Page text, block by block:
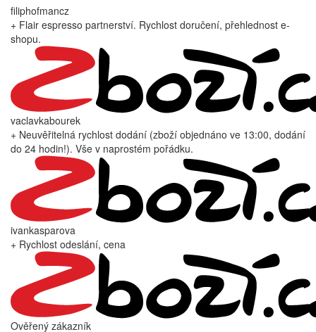
filiphofmancz
+ Flair espresso partnerství. Rychlost doručení, přehlednost e-
shopu.
vaclavkabourek
+ Neuvěřitelná rychlost dodání (zboží objednáno ve 13:00, dodání
do 24 hodin!). Vše v naprostém pořádku.
ivankasparova
+ Rychlost odeslání, cena
Ověřený zákazník